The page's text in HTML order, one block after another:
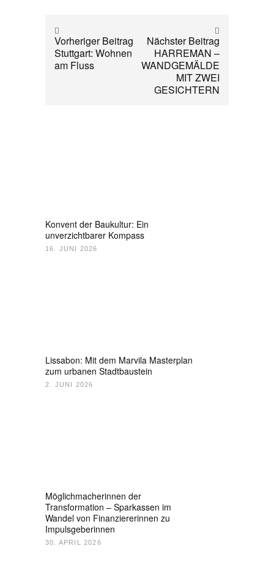
Vorheriger Beitrag
Stuttgart: Wohnen
am Fluss
Nächster Beitrag
HARREMAN –
WANDGEMÄLDE
MIT ZWEI
GESICHTERN
Konvent der Baukultur: Ein
unverzichtbarer Kompass
16. JUNI 2026
Lissabon: Mit dem Marvila Masterplan
zum urbanen Stadtbaustein
2. JUNI 2026
Möglichmacherinnen der
Transformation – Sparkassen im
Wandel von Finanziererinnen zu
Impulsgeberinnen
30. APRIL 2026